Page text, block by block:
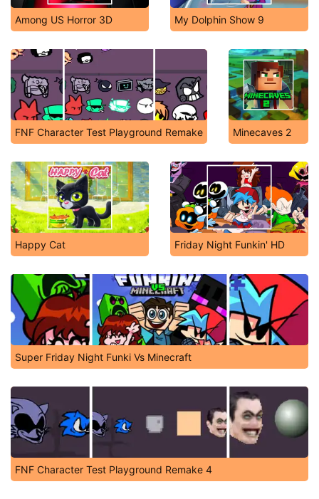
Among US Horror 3D My Dolphin Show 9
FNF Character Test Playground Remake Minecaves 2
Happy Cat Friday Night Funkin' HD
Super Friday Night Funki Vs Minecraft
FNF Character Test Playground Remake 4